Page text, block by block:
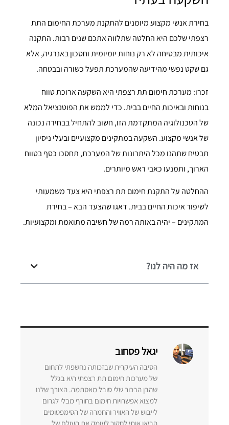
בחירת אנשי מקצוע מיומנים להתקנת מערכת החימום התת
רצפתי שלכם היא החלטה שתלווה אתכם שנים רבות. התקנה
איכותית מבטיחה לא רק נוחות יומיומית וחסכון באנרגיה, אלא
גם שקט נפשי מהידיעה שהמערכת תפעל כשורה ובבטחה.
זכרו: מערכת חימום תת רצפתי היא השקעה ארוכת טווח
בנוחות ובאיכות החיים בבית. כדי לממש את הפוטנציאל המלא
של הטכנולוגיה המתקדמת הזו, חשוב להתחיל בבחירה נכונה
של אנשי מקצוע. השקעה במתקינים מקצועיים ובעלי ניסיון
תבטיח שתהנו מכל היתרונות של המערכת, תחסכו כסף בטווח
הארוך, ותמנעו כאבי ראש מיותרים.
ההחלטה על התקנת חימום תת רצפתי היא צעד משמעותי
לשיפור איכות החיים בבית. דאגו שהצעד הבא – בחירת
המתקינים – יהיה באותה רמה של חשיבה מתואמת ומקצועיות.
אז מה היה לנו?
יגאל פסחוב
הסיבה העיקרית שבזכותה נחשפתי לתחום
של מערכות חימום תת רצפתי היא בגלל
שהבן הבכור שלי סובל מאסתמה. הצורך שלנו
למצוא אפשרויות חימום בחורף מבלי לגרום
לייבוש של האוויר והחמרה של הסימפטומים